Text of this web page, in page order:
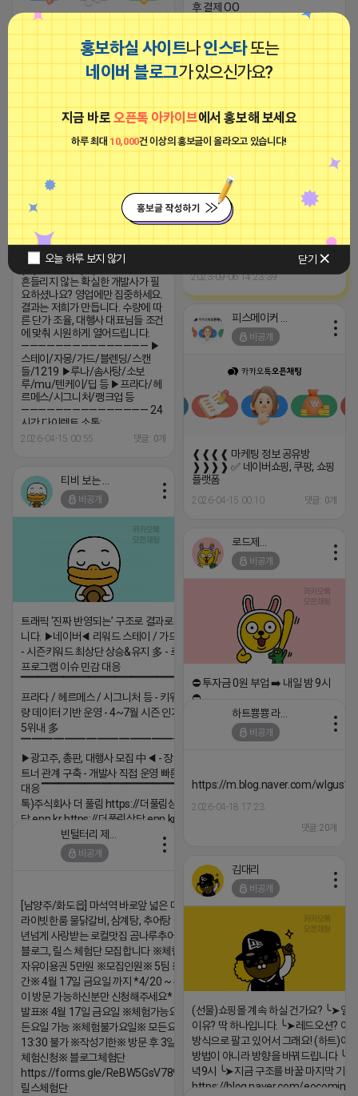
홍보하실 사이트나인스타또는
네이버 블로그가 있으신가요?
지금 바로오픈톡 아카이브에서 홍보해 보세요
하루 최대10,000건 이상의 홍보글이 올라오고 있습니다!
오늘 하루 보지 않기 닫기
후 결제 OO
▔▔▔▔▔▔▔▔▔▔▔▔▔▔ 문의 :
https://open.kakao.com/o/
2026-04-15 02:48
❰❰❰❰ 마케팅 정보 공유방
❱❱❱❱ ✅ 네이버쇼핑, 쿠팡, 쇼핑
플랫폼
댓글: 0개
■아이피몬스터■
광고
[아이피몬스터] 전국 최저가 마케팅
2023-09-06 14:23:39
비공개
흔들리지 않는 확실한 개발사가 필
요하셨나요? 영업에만 집중하세요.
결과는 저희가 만듭니다. 수량에 따
른 단가 조율, 대행사 대표님들 조건
에 맞춰 시원하게 열어드립니다.
——————————————— ▶
스테이/자몽/가드/블렌딩/스캔
들/1219 ▶루나/솜사탕/소보
루/mu/텐케이/딥 등 ▶프라다/헤
르메스/시그니처/랭크업 등
——————————————— 24
시간 다이렉트 소통:
https://open.kakao.com/o/swMPVKci
2026-04-15 00:55 댓글: 0개
비공개
❰❰❰❰ 마케팅 정보 공유방
❱❱❱❱ ✅ 네이버쇼핑, 쿠팡, 쇼핑
플랫폼
2026-04-15 00:10 댓글: 0개
비공개
트래픽 ‘진짜 반영되는’ 구조로 결과로 보여드립
니다. ▶네이버◀ 리워드 스테이 / 가드 / 자몽 등
- 시즌키워드 최상단 상승&유지 多 - 로직변화,
프로그램 이슈 민감 대응
▔▔▔▔▔▔▔▔▔▔▔▔▔▔▔▔▔▔ ▶쿠팡◀
프라다 / 헤르메스 / 시그니처 등 - 키워드 검색
량 데이터 기반 운영 - 4~7월 시즌 인기 키워드
5위내 多
▔▔▔▔▔▔▔▔▔▔▔▔▔▔▔▔▔▔
▶광고주, 총판, 대행사 모집 中◀ - 장기 협업 파
트너 관계 구축 - 개발사 직접 운영 빠른 피드백
대응 ▔▔▔▔▔▔▔▔▔▔▔▔▔▔▔▔▔▔ (카
톡)주식회사 더 풀림 https://더풀림상
담.enn.kr https://더풀림상담.enn.kr
2026-04-18 17:26
비공개
⛔️ 투자금 0원 부업 ➡️ 내일 밤 9시
⛔️
2026-04-18 17:23
하트뿅뿅 라이언
비공개
https://m.blog.naver.com/
2026-04-18 17:23
댓글:20개
비공개
[남양주/화도읍] 마석역 바로앞 넓은 매장과, 프
라이빗한룸 물닭갈비, 삼계탕, 추어탕 맛집 10
년넘게 사랑받는 로컬맛집 곰나루추어탕에서
블로그, 릴스 체험단 모집합니다 ※체험메뉴※
자유이용권 5만원 ※모집인원※ 5팀 ※모집기
간※ 4월 17일 금요일 까지 *4/20 ~ 4/26 사
이 방문 가능하신분만 신청해주세요* ※체험단
발표※ 4월 17일 금요일 ※체험가능요일※ 모
든요일 가능 ※체험불가요일※ 모든요일 12 ~
13:30 불가 ※작성기한※ 방문 후 3일 이내 ※
체험신청※ 블로그체험단
https://forms.gle/ReBW5GsV789ur2Pz6
릴스체험단
김대리
비공개
(선물)쇼핑몰 계속 하실 건가요? ╰➤열
이유? 딱 하나입니다. ╰➤레드오션? 아
방식으로 팔고 있어서 그래요! (하트)이
방법이 아니라 방향을 바꿔드립니다
녁9시 ╰➤지금 구조를 바꿀 마지막 기회
https://blog.naver.com/eocomim/